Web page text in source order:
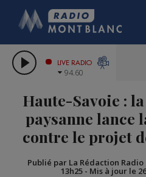
LES
CITIZEN
GRAND MASSIF
COMPAGNIE DU
LIVE RADIO
94.60
Haute-Savoie :
paysanne lance
contre le projet
Publié par La Rédaction Radio
13h25- Mis à jour le